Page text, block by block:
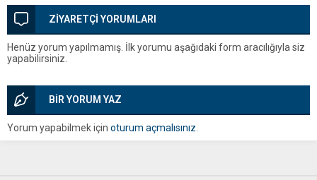
ZİYARETÇİ YORUMLARI
Henüz yorum yapılmamış. İlk yorumu aşağıdaki form aracılığıyla siz
yapabilirsiniz.
BİR YORUM YAZ
Yorum yapabilmek için oturum açmalısınız.